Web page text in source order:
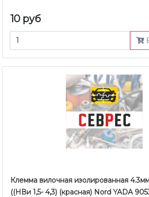
10 руб
Клемма вилочная изолированная
((НВи 1,5- 4,3) (красная) Nord YADA